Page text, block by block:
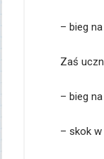
– bieg
Zaś
– bieg
– skok w